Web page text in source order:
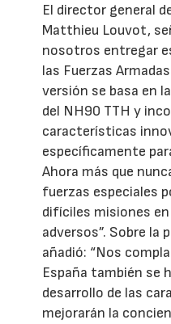
El director general
Matthieu Louvot,
nosotros entregar
las Fuerzas
versión se basa en
del NH90 TTH y
características
específicamente
Ahora más que
fuerzas especiales
difíciles misiones
adversos”. Sobre la
añadió: “Nos
España también se
desarrollo de las
mejorarán la